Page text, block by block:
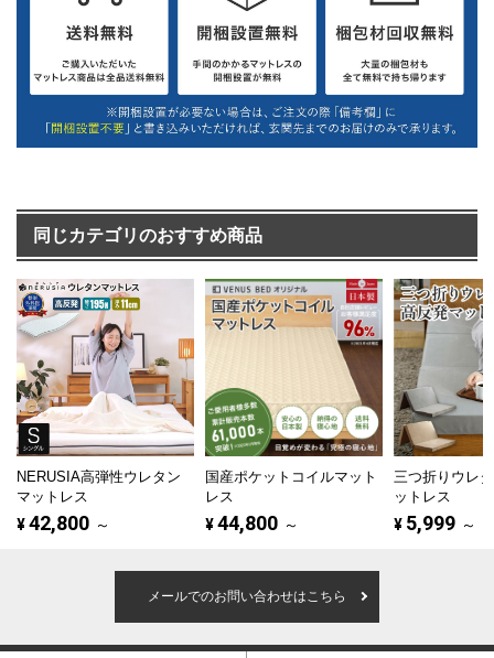
同じカテゴリのおすすめ商品
NERUSIA高弾性ウレタン
マットレス
¥42,800 ～
国産ポケットコイルマット
レス
¥44,800 ～
三つ折りウレ
ットレス
¥ 5,999 ～
メールでのお問い合わせはこちら